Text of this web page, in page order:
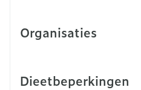
Organisaties
Dieetbeperkingen